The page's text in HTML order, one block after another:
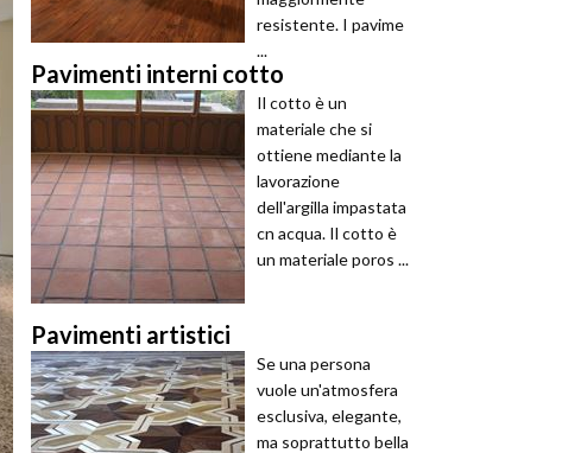
resistente. I pavime
...
Pavimenti interni cotto
Il cotto è un
materiale che si
ottiene mediante la
lavorazione
dell'argilla impastata
cn acqua. Il cotto è
un materiale poros ...
Pavimenti artistici
Se una persona
vuole un'atmosfera
esclusiva, elegante,
ma soprattutto bella